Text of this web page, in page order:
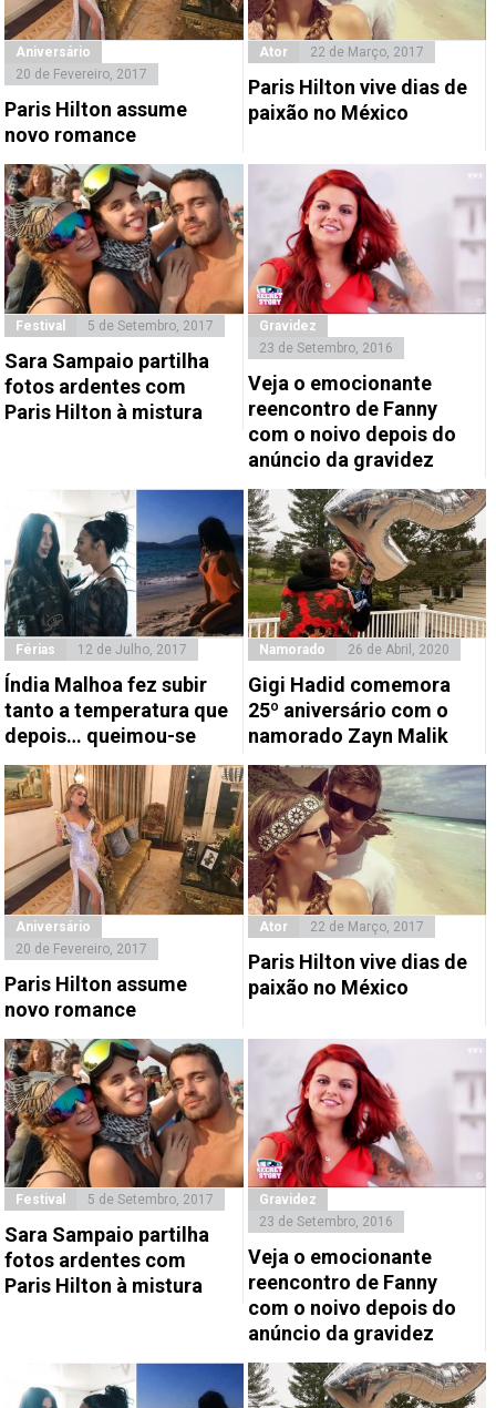
Aniversário
20 de Fevereiro, 2017
Paris Hilton assume
novo romance
Ator 22 de Março, 2017
Paris Hilton vive dias de
paixão no México
Festival 5 de Setembro, 2017
Sara Sampaio partilha
fotos ardentes com
Paris Hilton à mistura
Gravidez
23 de Setembro, 2016
Veja o emocionante
reencontro de Fanny
com o noivo depois do
anúncio da gravidez
Férias 12 de Julho, 2017
Índia Malhoa fez subir
tanto a temperatura que
depois… queimou-se
Namorado 26 de Abril, 2020
Gigi Hadid comemora
25º aniversário com o
namorado Zayn Malik
Aniversário
20 de Fevereiro, 2017
Paris Hilton assume
novo romance
Ator 22 de Março, 2017
Paris Hilton vive dias de
paixão no México
Festival 5 de Setembro, 2017
Sara Sampaio partilha
fotos ardentes com
Paris Hilton à mistura
Gravidez
23 de Setembro, 2016
Veja o emocionante
reencontro de Fanny
com o noivo depois do
anúncio da gravidez